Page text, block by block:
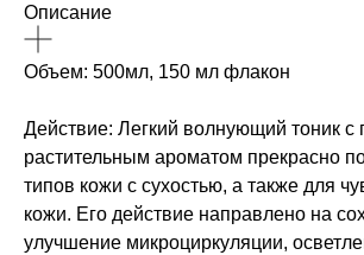
Описание
Объем: 500мл, 150 мл флакон
Действие: Легкий волнующий тоник с
растительным ароматом прекрасно
типов кожи с сухостью, а также для
кожи. Его действие направлено на
улучшение микроциркуляции,